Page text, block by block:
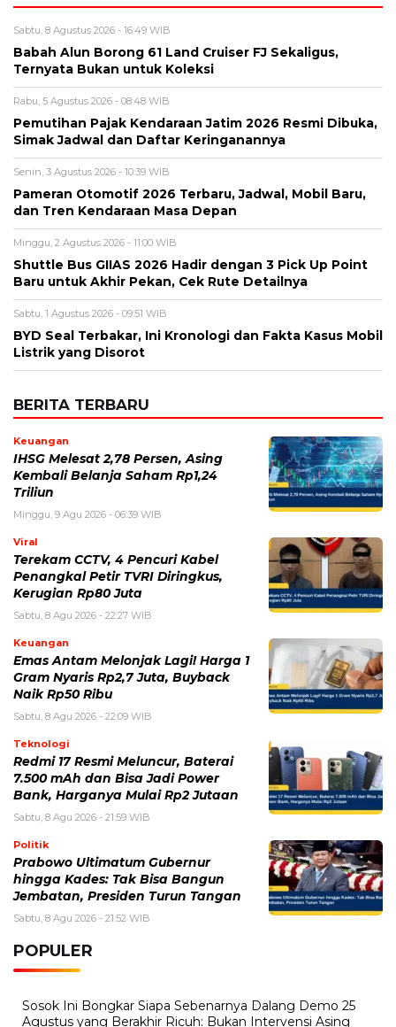
Senin, 3 Agustus 2026 - 10:39 WIB
Pameran Otomotif 2026 Terbaru, Jadwal, Mobil Baru,
dan Tren Kendaraan Masa Depan
Minggu, 2 Agustus 2026 - 11:00 WIB
Shuttle Bus GIIAS 2026 Hadir dengan 3 Pick Up Point
Baru untuk Akhir Pekan, Cek Rute Detailnya
Sabtu, 1 Agustus 2026 - 09:51 WIB
BYD Seal Terbakar, Ini Kronologi dan Fakta Kasus Mobil
Listrik yang Disorot
BERITA TERBARU
Keuangan
IHSG Melesat 2,78 Persen, Asing
Kembali Belanja Saham Rp1,24
Triliun
Minggu, 9 Agu 2026 - 06:39 WIB
Viral
Terekam CCTV, 4 Pencuri Kabel
Penangkal Petir TVRI Diringkus,
Kerugian Rp80 Juta
Sabtu, 8 Agu 2026 - 22:27 WIB
Keuangan
Emas Antam Melonjak Lagi! Harga 1
Gram Nyaris Rp2,7 Juta, Buyback
Naik Rp50 Ribu
Sabtu, 8 Agu 2026 - 22:09 WIB
Teknologi
Redmi 17 Resmi Meluncur, Baterai
7.500 mAh dan Bisa Jadi Power
Bank, Harganya Mulai Rp2 Jutaan
Sabtu, 8 Agu 2026 - 21:59 WIB
Politik
Prabowo Ultimatum Gubernur
hingga Kades: Tak Bisa Bangun
Jembatan, Presiden Turun Tangan
Sabtu, 8 Agu 2026 - 21:52 WIB
POPULER
Sosok Ini Bongkar Siapa Sebenarnya Dalang Demo 25
Agustus yang Berakhir Ricuh: Bukan Intervensi Asing
(1,000,021)
3 Menu Diet Sehat Harian yang Efektif Turunkan Berat
10 Teknik Ngepet Halal
5 Resep Cumi yang Mantul dan Mudah Dimasak